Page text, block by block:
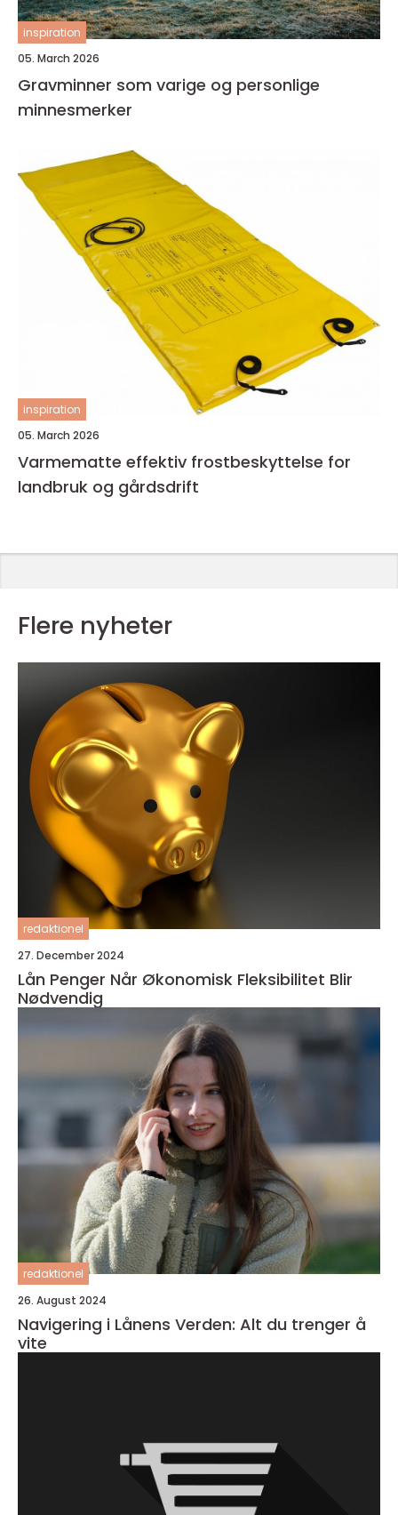
inspiration
05. March 2026
Gravminner som varige og personlige
minnesmerker
inspiration
05. March 2026
Varmematte effektiv frostbeskyttelse for
landbruk og gårdsdrift
Flere nyheter
redaktionel
27. December 2024
Lån Penger Når Økonomisk Fleksibilitet Blir
Nødvendig
redaktionel
26. August 2024
Navigering i Lånens Verden: Alt du trenger å
vite